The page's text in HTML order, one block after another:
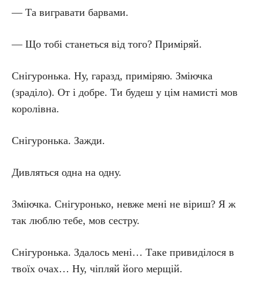
— Та вигравати барвами.
— Що тобі станеться від того? Приміряй.
Снігуронька. Ну, гаразд, приміряю. Зміючка
(зраділо). От і добре. Ти будеш у цім намисті мов
королівна.
Снігуронька. Зажди.
Дивляться одна на одну.
Зміючка. Снігуронько, невже мені не віриш? Я ж
так люблю тебе, мов сестру.
Снігуронька. Здалось мені… Таке привиділося в
твоїх очах… Ну, чіпляй його мерщій.